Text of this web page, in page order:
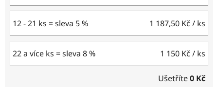
12 - 21 ks = sleva 5 % 1 187,50 Kč / ks
22 a více ks = sleva 8 % 1 150 Kč / ks
Ušetříte0 Kč